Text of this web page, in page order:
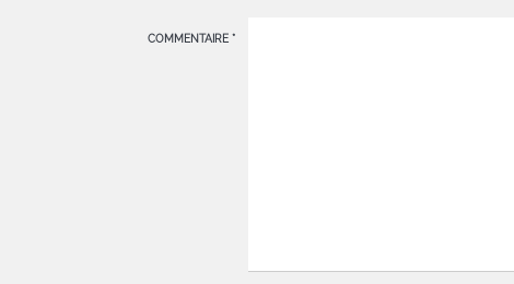
COMMENTAIRE *